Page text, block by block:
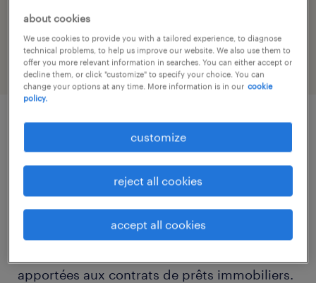
job category
information technology
descriptif du poste
Au sein d'une équipe spécialisée, vous serez
apportées aux contrats de prêts immobiliers.
about cookies
We use cookies to provide you with a tailored experience, to diagnose
technical problems, to help us improve our website. We also use them to
offer you more relevant information in searches. You can either accept or
decline them, or click "customize" to specify your choice. You can
change your options at any time. More information is in our cookie
policy.
customize
reject all cookies
accept all cookies